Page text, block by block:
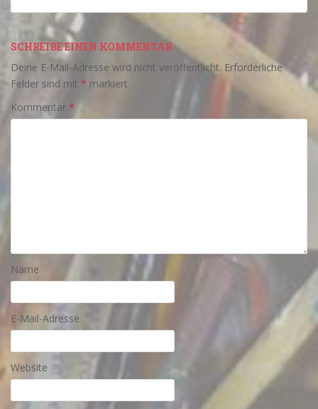
SCHREIBE EINEN KOMMENTAR
Deine E-Mail-Adresse wird nicht veröffentlicht. Erforderliche
Felder sind mit * markiert
Kommentar *
Name
E-Mail-Adresse
Website